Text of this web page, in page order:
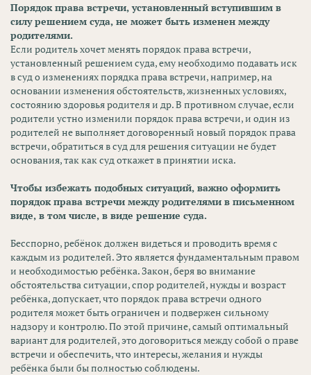
Порядок права встречи, установленный вступившим в
силу решением суда, не может быть изменен между
родителями.
Если родитель хочет менять порядок права встречи,
установленный решением суда, ему необходимо подавать иск
в суд о изменениях порядка права встречи, например, на
основании изменения обстоятельств, жизненных условиях,
состоянию здоровья родителя и др. В противном случае, если
родители устно изменили порядок права встречи, и один из
родителей не выполняет договоренный новый порядок права
встречи, обратиться в суд для решения ситуации не будет
основания, так как суд откажет в принятии иска.
Чтобы избежать подобных ситуаций, важно оформить
порядок права встречи между родителями в письменном
виде, в том числе, в виде решение суда.
Бесспорно, ребёнок должен видеться и проводить время с
каждым из родителей. Это является фундаментальным правом
и необходимостью ребёнка. Закон, беря во внимание
обстоятельства ситуации, спор родителей, нужды и возраст
ребёнка, допускает, что порядок права встречи одного
родителя может быть ограничен и подвержен сильному
надзору и контролю. По этой причине, самый оптимальный
вариант для родителей, это договориться между собой о праве
встречи и обеспечить, что интересы, желания и нужды
ребёнка были бы полностью соблюдены.